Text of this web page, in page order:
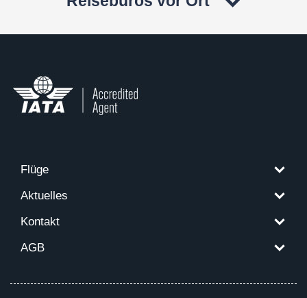
Flüge
Aktuelles
Kontakt
AGB